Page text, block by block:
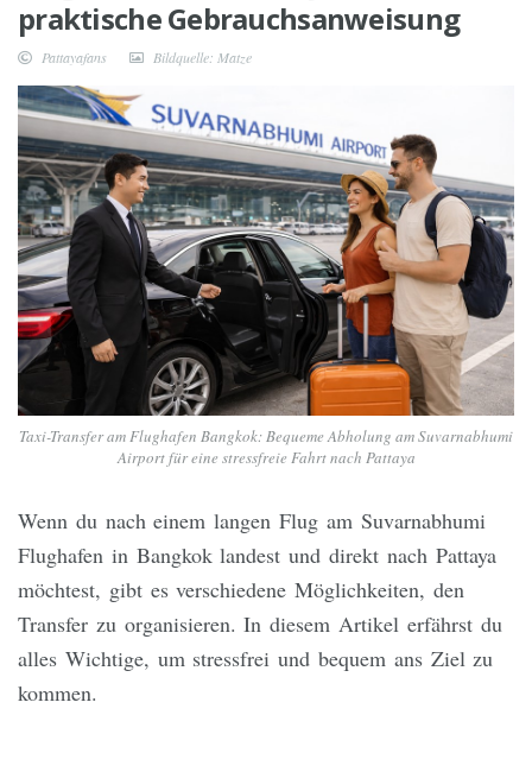
praktische Gebrauchsanweisung
Pattayafans Bildquelle: Matze
Taxi-Transfer am Flughafen Bangkok: Bequeme Abholung am Suvarnabhumi
Airport für eine stressfreie Fahrt nach Pattaya
Wenn du nach einem langen Flug am Suvarnabhumi
Flughafen in Bangkok landest und direkt nach Pattaya
möchtest, gibt es verschiedene Möglichkeiten, den
Transfer zu organisieren. In diesem Artikel erfährst du
alles Wichtige, um stressfrei und bequem ans Ziel zu
kommen.